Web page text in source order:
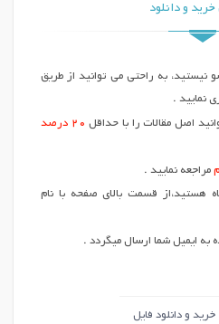
خرید و دانلود
نیستید، به راحتی می توانید از طریق
نمایید .
اصل مقالات را با حداقل 20 درصد
مراجعه نمایید .
هستید،از قسمت بالای صفحه با نام
به ایمیل شما ارسال میگردد .
خرید و دانلود فایل